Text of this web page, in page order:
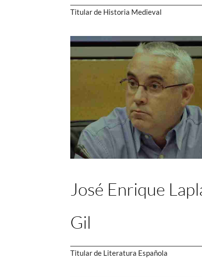
Titular de Historia Medieval
José Enrique
Gil
Titular de Literatura Española